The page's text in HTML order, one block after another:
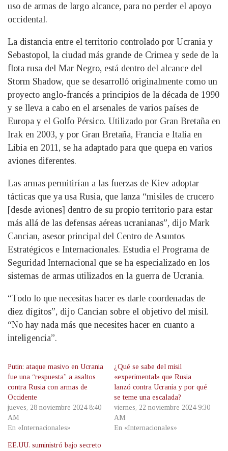
uso de armas de largo alcance, para no perder el apoyo
occidental.
La distancia entre el territorio controlado por Ucrania y
Sebastopol, la ciudad más grande de Crimea y sede de la
flota rusa del Mar Negro, está dentro del alcance del
Storm Shadow, que se desarrolló originalmente como un
proyecto anglo-francés a principios de la década de 1990
y se lleva a cabo en el arsenales de varios países de
Europa y el Golfo Pérsico. Utilizado por Gran Bretaña en
Irak en 2003, y por Gran Bretaña, Francia e Italia en
Libia en 2011, se ha adaptado para que quepa en varios
aviones diferentes.
Las armas permitirían a las fuerzas de Kiev adoptar
tácticas que ya usa Rusia, que lanza “misiles de crucero
[desde aviones] dentro de su propio territorio para estar
más allá de las defensas aéreas ucranianas”, dijo Mark
Cancian, asesor principal del Centro de Asuntos
Estratégicos e Internacionales. Estudia el Programa de
Seguridad Internacional que se ha especializado en los
sistemas de armas utilizados en la guerra de Ucrania.
“Todo lo que necesitas hacer es darle coordenadas de
diez dígitos”, dijo Cancian sobre el objetivo del misil.
“No hay nada más que necesites hacer en cuanto a
inteligencia”.
Putin: ataque masivo en Ucrania
fue una “respuesta” a asaltos
contra Rusia con armas de
Occidente
jueves, 28 noviembre 2024 8:40
AM
En «Internacionales»
¿Qué se sabe del misil
«experimental» que Rusia
lanzó contra Ucrania y por qué
se teme una escalada?
viernes, 22 noviembre 2024 9:30
AM
En «Internacionales»
EE.UU. suministró bajo secreto